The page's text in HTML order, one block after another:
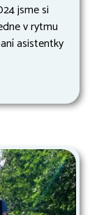
jsme si
v rytmu
asistentky